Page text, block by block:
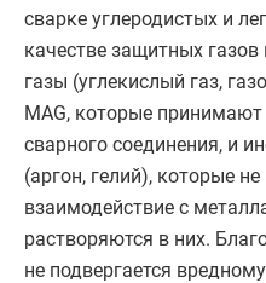
сварке углеродистых и
качестве защитных
газы (углекислый газ,
MAG, которые
сварного соединения, и
(аргон, гелий), которые
взаимодействие с
растворяются в них.
не подвергается